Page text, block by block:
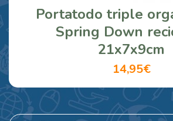
Portatodo triple
Spring Down
21x7x9cm
14,95€